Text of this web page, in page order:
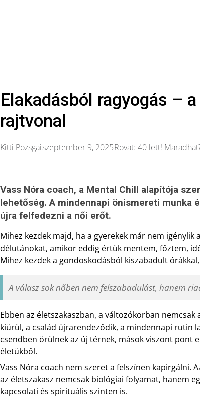
Elakadásból ragyogás –
rajtvonal
Kitti Pozsgaiszeptember 9, 2025Rovat: 40 lett!
Vass Nóra coach, a Mental Chill alapítója
lehetőség. A mindennapi önismereti munka
újra felfedezni a női erőt.
Mihez kezdek majd, ha a gyerekek már nem
délutánokat, amikor eddig értük mentem, főztem,
Mihez kezdek a gondoskodásból kiszabadult
A válasz sok nőben nem felszabadulást, hanem
Ebben az életszakaszban, a változókorban
kiürül, a család újrarendeződik, a mindennapi rutin
csendben örülnek az új térnek, mások viszont pont
életükből.
Vass Nóra coach nem szeret a felszínen kapirgálni.
az életszakasz nemcsak biológiai folyamat, hanem
kapcsolati és spirituális szinten is.